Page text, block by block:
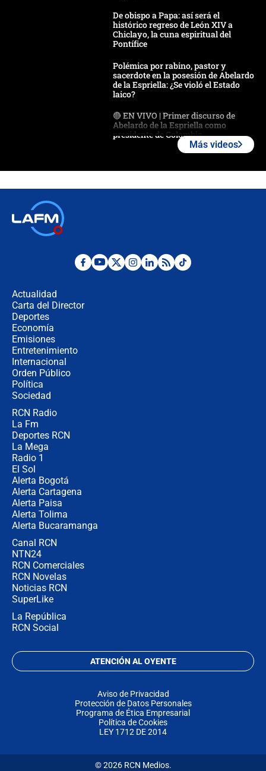
De obispo a Papa: así será el
histórico regreso de León XIV a
Chiclayo, la cuna espiritual del
Pontífice
Polémica por rabino, pastor y
sacerdote en la posesión de Abelardo
de la Espriella: ¿Se violó el Estado
laico?
🔴 EN VIVO | Primer discurso de
Abelardo de la Espriella como
presidente de Colombia
Desde dermatitis hasta infecciones:
Más videos
Actualidad
Carta del Director
Deportes
Economía
Emisiones
Entretenimiento
Internacional
Orden Público
Política
Sociedad
RCN Radio
La Fm
Deportes RCN
La Mega
Radio 1
El Sol
Alerta Bogotá
Alerta Cartagena
Alerta Paisa
Alerta Tolima
Alerta Bucaramanga
Canal RCN
NTN24
RCN Comerciales
RCN Novelas
Noticias RCN
SuperLike
La República
RCN Social
ATENCIÓN AL OYENTE
Aviso de Privacidad
Protección de Datos Personales
Programa de Ética Empresarial
Política de Cookies
LEY 1712 DE 2014
© 2026 RCN Medios.